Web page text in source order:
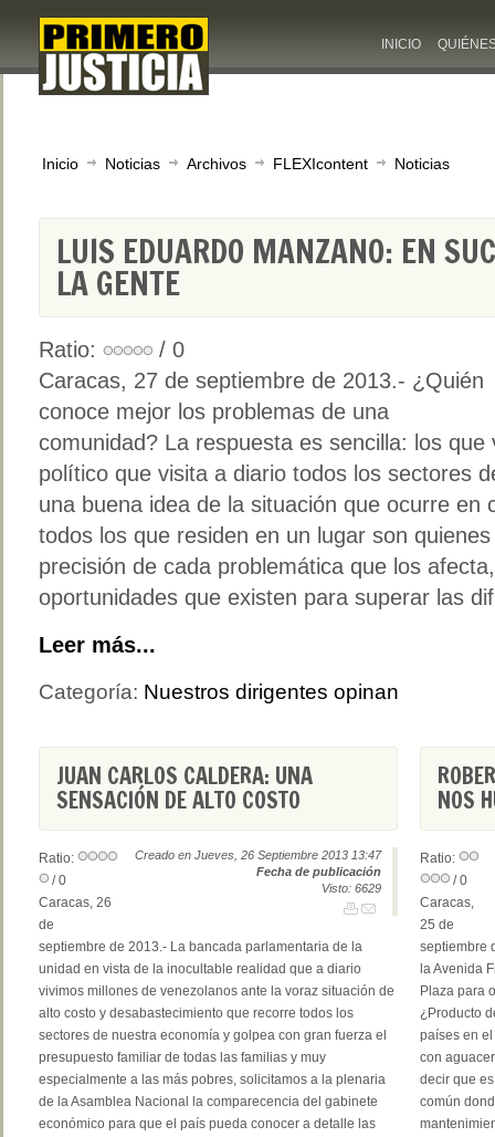
INICIO
Inicio Noticias Archivos FLEXIcontent Noticias
LUIS EDUARDO MANZANO: EN
LA GENTE
Ratio:
/ 0
Caracas, 27 de septiembre de 2013.- ¿Quién
conoce mejor los problemas de una
comunidad? La respuesta es sencilla: los
político que visita a diario todos los sectores
una buena idea de la situación que ocurre en
todos los que residen en un lugar son
precisión de cada problemática que los
oportunidades que existen para superar las
Leer más...
Categoría: Nuestros dirigentes opinan
JUAN CARLOS CALDERA: UNA
SENSACIÓN DE ALTO COSTO
Creado en Jueves, 26 Septiembre 2013 13:47
Fecha de publicación
Visto: 6629
Ratio:
/ 0
Caracas, 26
de
septiembre de 2013.- La bancada parlamentaria de la
unidad en vista de la inocultable realidad que a diario
vivimos millones de venezolanos ante la voraz situación de
alto costo y desabastecimiento que recorre todos los
sectores de nuestra economía y golpea con gran fuerza el
presupuesto familiar de todas las familias y muy
especialmente a las más pobres, solicitamos a la plenaria
de la Asamblea Nacional la comparecencia del gabinete
económico para que el país pueda conocer a detalle las
NOS
Ratio:
/ 0
Caracas,
25 de
septiembre
la Avenida
Plaza para
¿Producto
países en
con
decir que
común